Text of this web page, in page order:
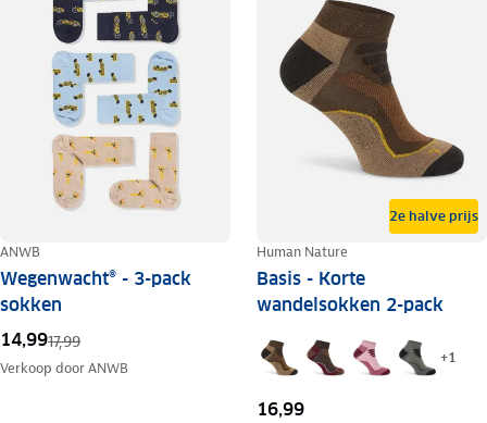
ANWB
Wegenwacht® - 3-pack
sokken
14,9917,99
Verkoop doorANWB
2e halve prijs
Human Nature
Basis - Korte
wandelsokken 2-pack
+1
16,99